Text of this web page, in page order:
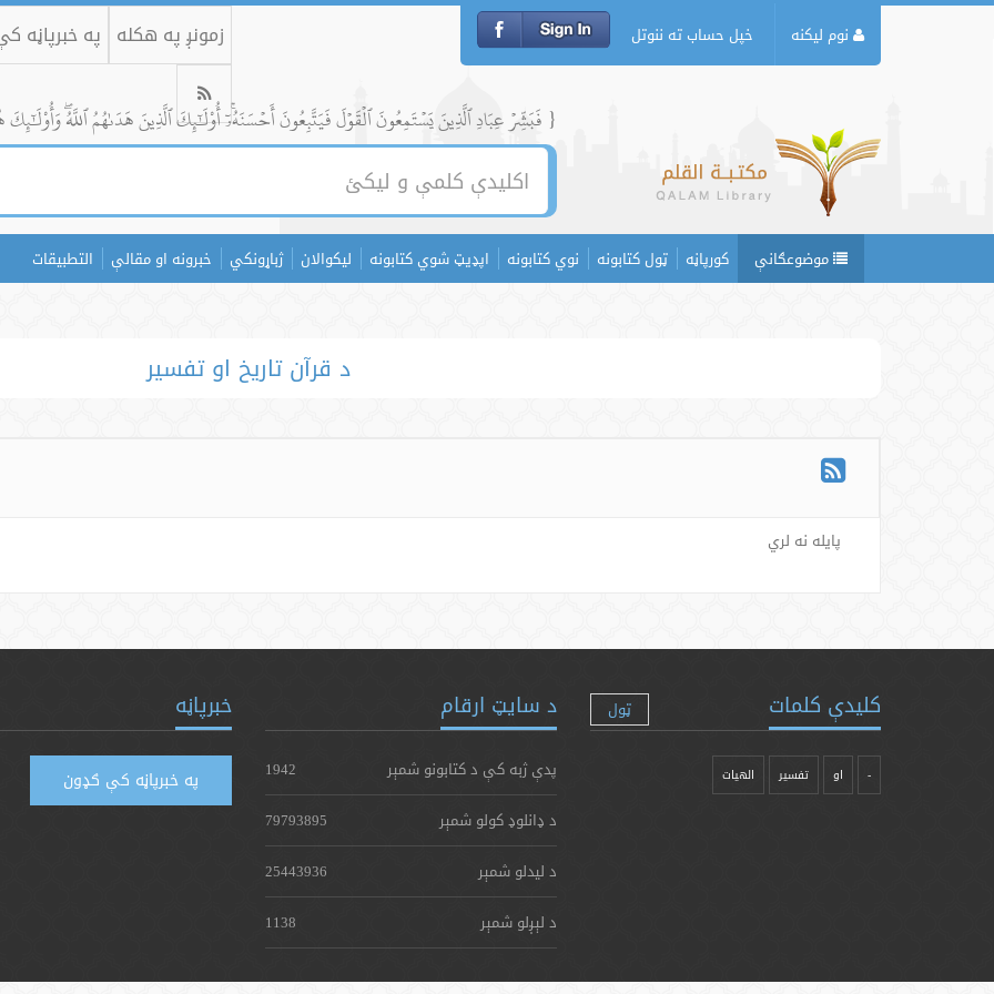
نوم لیکنه خپل حساب ته ننوتل زمونږ په هکله په خبرپاڼه
{ فَبَشِّرۡ عِبَادِ ٱلَّذِينَ يَسۡتَمِعُونَ ٱلۡقَوۡلَ فَيَتَّبِعُونَ أَحۡسَنَهُۥٓۚ أُوْلَٰٓئِكَ ٱلَّذِينَ هَدَىٰهُمُ ٱللَّهُۖ وَأُوْلَٰٓئِكَ
موضوعګانې کورپاڼه ټول کتابونه نوي کتابونه اپډیټ شوي کتابونه لیکوالان ژباړونکي خبرونه او مقالې التطبيقات
د قرآن تاريخ او تفسیر
پایله نه لري
کلیدې کلمات ټول
- او تفسیر الهیات
د سایټ ارقام
پدې ژبه کې د کتابونو شمېر
1942
د ډانلوډ کولو شمېر
79793895
د لیدلو شمېر
25443936
د لېږلو شمېر
1138
خبرپاڼه
په خبرپاڼه کې ګډون